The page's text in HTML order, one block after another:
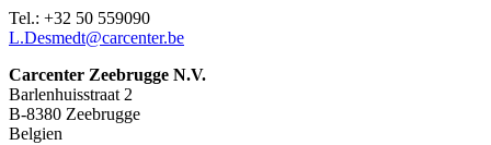
Tel.: +32 50 559090
L.Desmedt@carcenter.be
Carcenter Zeebrugge N.V.
Barlenhuisstraat 2
B-8380 Zeebrugge
Belgien